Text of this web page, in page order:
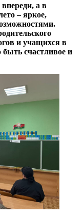
а в
– яркое,
и учащихся в
счастливое и